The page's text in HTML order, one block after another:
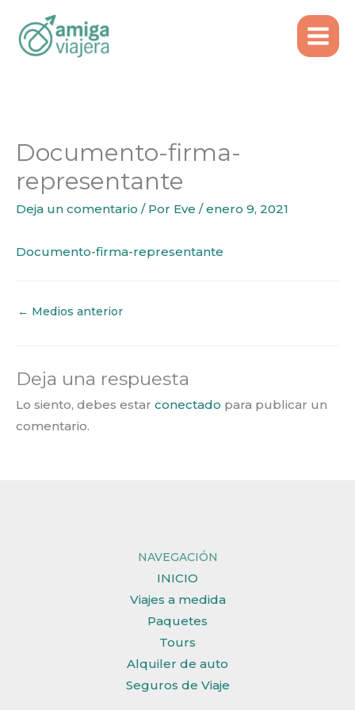
contenido
Working Holiday Portugal: primeros trámites al
llegar
Documento-firma-representante
Documento-firma-
representante
Deja un comentario / Por Eve /enero 9, 2021
Documento-firma-representante
← Medios anterior
Deja una respuesta
Lo siento, debes estar conectado para publicar un
comentario.
NAVEGACIÓN
INICIO
Viajes a medida
Paquetes
Tours
Alquiler de auto
Seguros de Viaje